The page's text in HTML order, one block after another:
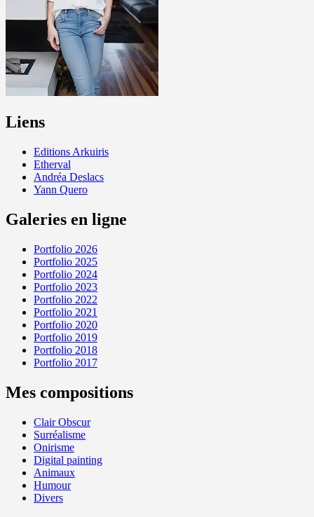
Liens
Editions Arkuiris
Etherval
Andréa Deslacs
Yann Quero
Galeries en ligne
Portfolio 2026
Portfolio 2025
Portfolio 2024
Portfolio 2023
Portfolio 2022
Portfolio 2021
Portfolio 2020
Portfolio 2019
Portfolio 2018
Portfolio 2017
Mes compositions
Clair Obscur
Surréalisme
Onirisme
Digital painting
Animaux
Humour
Divers